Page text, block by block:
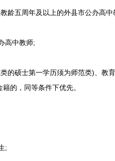
五周年及以上的外县市公办高中
高中教师;
硕士第一学历须为师范类)、教
的，同等条件下优先。
;